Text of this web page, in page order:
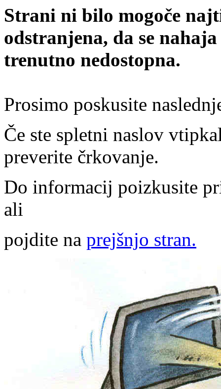
Strani ni bilo mogoče
odstranjena, da se
trenutno nedostopna.
Prosimo poskusite
Če ste spletni naslov
preverite črkovanje.
Do informacij poizkusite
ali
pojdite na prejšnjo stran.